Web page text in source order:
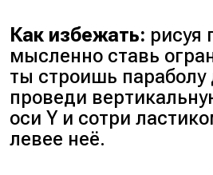
Как избежать: рисуя
мысленно ставь
ты строишь параболу
проведи
оси Y и сотри
левее неё.